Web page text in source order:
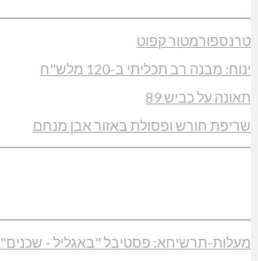
טרנספורמטור קפוט
ינוח: מבנה רב תכליתי ב-120 מלש"ח
תאונה על כביש 89
שריפת חורש ופסולת באזור אבן מנחם
מעלות-תרשיחא: פסטיבל "באגליל - שכנים"